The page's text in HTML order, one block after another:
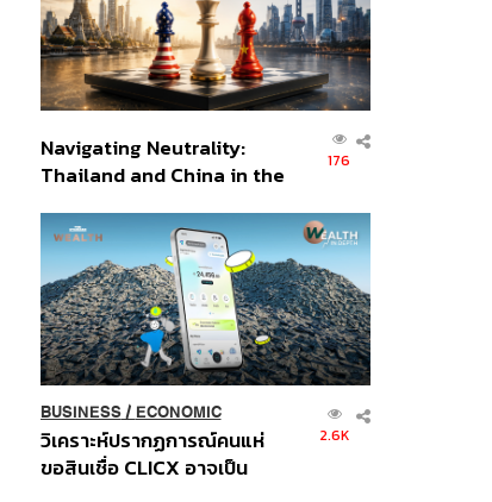
Navigating Neutrality:
Thailand and China in the
Order
176
BUSINESS/ ECONOMIC
วิเคราะห์ปรากฏการณ์คนแห่
ขอสินเชื่อ CLICX อาจเป็น
2.6K